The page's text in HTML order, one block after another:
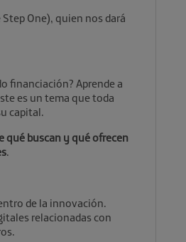
Step One), quien nos dará
financiación? Aprende a
es un tema que toda
capital.
qué buscan y qué ofrecen
.
de la innovación.
relacionadas con